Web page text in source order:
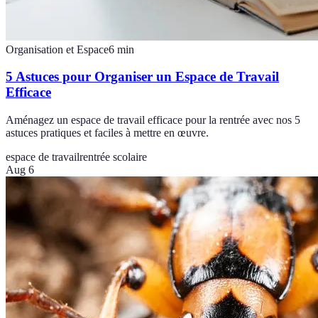
Organisation et Espace6 min
5 Astuces pour Organiser un Espace de Travail
Efficace
Aménagez un espace de travail efficace pour la rentrée avec nos 5
astuces pratiques et faciles à mettre en œuvre.
espace de travailrentrée scolaire
Aug 6